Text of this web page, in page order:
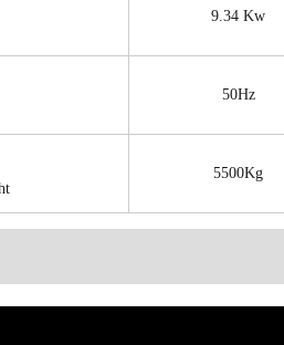
9.34 Kw
50Hz
5500Kg